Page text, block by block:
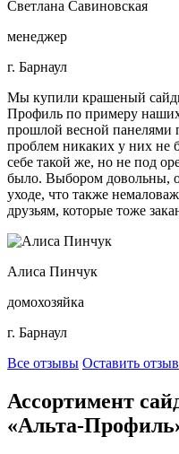
Светлана Савиновская
менеджер
г. Барнаул
Мы купили крашеный
Профиль по примеру
прошлой весной панелями
проблем никаких у них не
себе такой же, но не под
было. Выбором довольны,
уходе, что также
друзьям, которые тоже
Алиса Пинчук
домохозяйка
г. Барнаул
Все отзывы Оставить отзыв
Ассортимент
«Альта-